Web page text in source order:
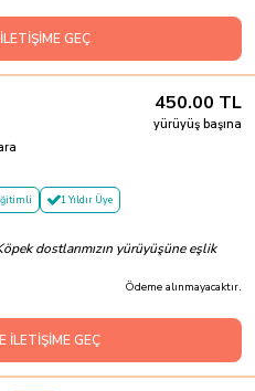
GEÇ
450.00 TL
yürüyüş başına
1 Yıldır Üye
dostlarımızın yürüyüşüne eşlik
Ödeme alınmayacaktır.
İLETİŞİME GEÇ